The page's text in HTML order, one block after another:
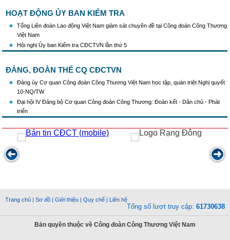
HOẠT ĐỘNG ỦY BAN KIỂM TRA
Tổng Liên đoàn Lao động Việt Nam giám sát chuyên đề tại Công đoàn Công Thương
Việt Nam
Hội nghị Ủy ban Kiểm tra CĐCTVN lần thứ 5
ĐẢNG, ĐOÀN THỂ CQ CĐCTVN
Đảng ủy Cơ quan Công đoàn Công Thương Việt Nam học tập, quán triệt Nghị quyết
10-NQ/TW
Đại hội IV Đảng bộ Cơ quan Công đoàn Công Thương: Đoàn kết - Dân chủ - Phát
triển
Trang chủ | Sơ đồ | Giới thiệu | Quy chế | Liên hệ
Tổng số lượt truy cập: 61730638
Bản quyền thuộc về Công đoàn Công Thương Việt Nam